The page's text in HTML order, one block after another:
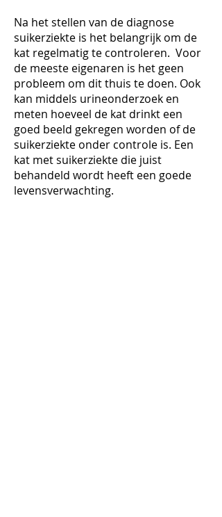
Na het stellen van de diagnose
suikerziekte is het belangrijk om de
kat regelmatig te controleren. Voor
de meeste eigenaren is het geen
probleem om dit thuis te doen. Ook
kan middels urineonderzoek en
meten hoeveel de kat drinkt een
goed beeld gekregen worden of de
suikerziekte onder controle is. Een
kat met suikerziekte die juist
behandeld wordt heeft een goede
levensverwachting.